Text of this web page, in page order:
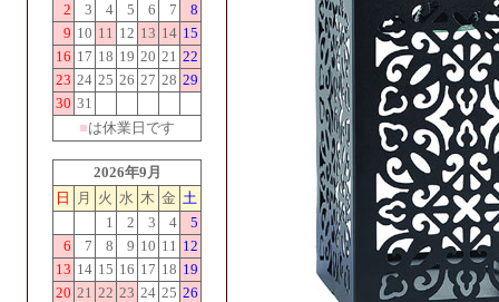
2
3 4 5 6 7
8
9 10 11 12 13 14 15
16 17 18 19 20 21 22
23 24 25 26 27 28 29
30 31
■は休業日です
2026年9月
日
月 火 水 木 金 土
1
2 3 4
5
6
7 8 9 10 11 12
13 14 15 16 17 18 19
20 21 22 23 24 25 26